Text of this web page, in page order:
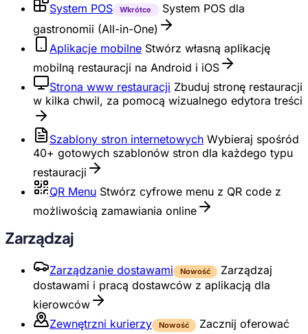
System POS
Wkrótce
System POS dla
gastronomii (All-in-One)
Aplikacje mobilne Stwórz własną aplikację
mobilną restauracji na Android i iOS
Strona www restauracji Zbuduj stronę restauracji
w kilka chwil, za pomocą wizualnego edytora treści
Szablony stron internetowych Wybieraj spośród
40+ gotowych szablonów stron dla każdego typu
restauracji
QR Menu Stwórz cyfrowe menu z QR code z
możliwością zamawiania online
Zarządzaj
Zarządzanie dostawami Nowość
Zarządzaj
dostawami i pracą dostawców z aplikacją dla
kierowców
Zewnętrzni kurierzy
Nowość
Zacznij oferować